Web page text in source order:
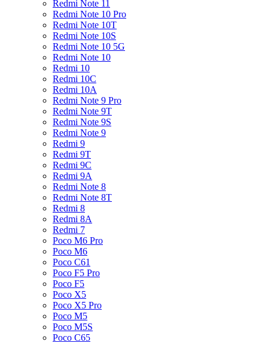
Redmi Note 11
Redmi Note 10 Pro
Redmi Note 10T
Redmi Note 10S
Redmi Note 10 5G
Redmi Note 10
Redmi 10
Redmi 10C
Redmi 10A
Redmi Note 9 Pro
Redmi Note 9T
Redmi Note 9S
Redmi Note 9
Redmi 9
Redmi 9T
Redmi 9C
Redmi 9A
Redmi Note 8
Redmi Note 8T
Redmi 8
Redmi 8A
Redmi 7
Poco M6 Pro
Poco M6
Poco C61
Poco F5 Pro
Poco F5
Poco X5
Poco X5 Pro
Poco M5
Poco M5S
Poco C65